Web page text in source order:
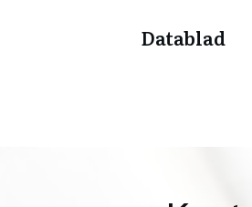
Datablad